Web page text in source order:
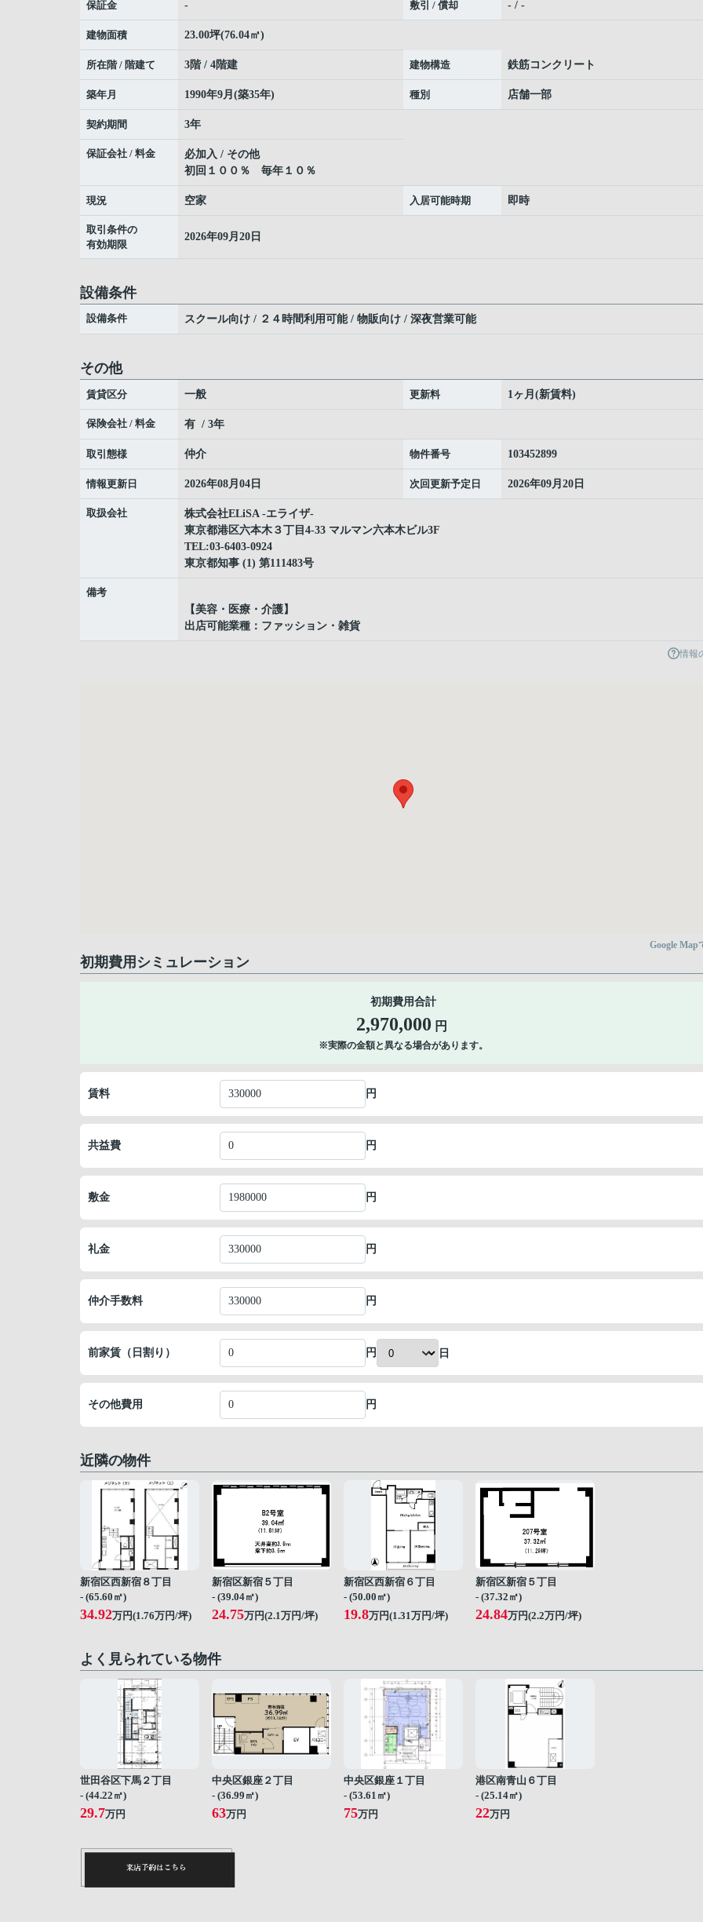
保証金 - 敷引 / 償却 - / -
建物面積 23.00坪(76.04㎡)
所在階 / 階建て 3階 / 4階建 建物構造 鉄筋コンクリート
築年月 1990年9月(築35年) 種別 店舗一部
契約期間 3年
保証会社 / 料金
必加入 / その他
初回１００％ 毎年１０％
現況 空家 入居可能時期 即時
取引条件の
有効期限
2026年09月20日
設備条件
設備条件 スクール向け / ２４時間利用可能 / 物販向け / 深夜営業可能
その他
賃貸区分 一般 更新料 1ヶ月(新賃料)
保険会社 / 料金 有 / 3年
取引態様 仲介 物件番号 103452899
情報更新日 2026年08月04日 次回更新予定日 2026年09月20日
取扱会社
株式会社ELiSA -エライザ-
東京都港区六本木３丁目4-33 マルマン六本木ビル3F
TEL:03-6403-0924
東京都知事 (1) 第111483号
備考
【美容・医療・介護】
出店可能業種：ファッション・雑貨
情報
Google Map
初期費用シミュレーション
初期費用合計
2,970,000 円
※実際の金額と異なる場合があります。
賃料 円
共益費 円
敷金 円
礼金 円
仲介手数料 円
前家賃（日割り） 円 日
その他費用 円
近隣の物件
新宿区西新宿８丁目
- (65.60㎡)
34.92万円(1.76万円/坪)
新宿区新宿５丁目
- (39.04㎡)
24.75万円(2.1万円/坪)
新宿区西新宿６丁目
- (50.00㎡)
19.8万円(1.31万円/坪)
新宿区新宿５丁目
- (37.32㎡)
24.84万円(2.2万円/坪)
よく見られている物件
世田谷区下馬２丁目
- (44.22㎡)
29.7万円
中央区銀座２丁目
- (36.99㎡)
63万円
中央区銀座１丁目
- (53.61㎡)
75万円
港区南青山６丁目
- (25.14㎡)
22万円